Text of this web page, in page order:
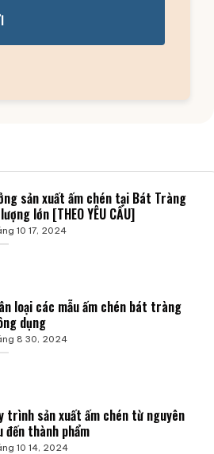
sản xuất ấm chén tại Bát Tràng
lớn [THEO YÊU CẦU]
10 17, 2024
loại các mẫu ấm chén bát tràng
dụng
8 30, 2024
trình sản xuất ấm chén từ nguyên
đến thành phẩm
10 14, 2024